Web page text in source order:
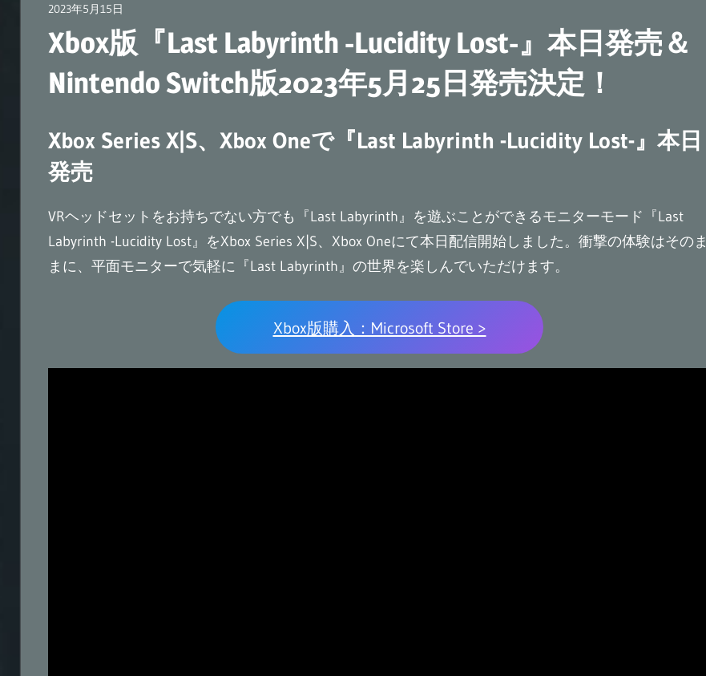
グ
2023年5月15日
Xbox版『Last Labyrinth -Lucidity Lost-』本日発売＆
Nintendo Switch版2023年5月25日発売決定！
Xbox Series X|S、Xbox Oneで『Last Labyrinth -Lucidity Lost-』本日
発売
VRヘッドセットをお持ちでない方でも『Last Labyrinth』を遊ぶことができるモニターモード『Last
Labyrinth -Lucidity Lost』をXbox Series X|S、Xbox Oneにて本日配信開始しました。衝撃の体験はそのま
まに、平面モニターで気軽に『Last Labyrinth』の世界を楽しんでいただけます。
Xbox版購入：Microsoft Store >